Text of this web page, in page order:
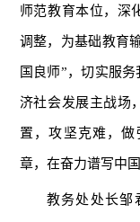
师范教育本位，深
调整，为基础教育
国良师”，切实服
济社会发展主战场
置，攻坚克难，
章，在奋力谱写中
教务处处长邹